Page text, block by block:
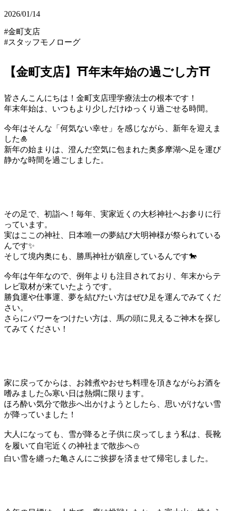
2026/01/14
#金町支店
#スタッフモノローグ
【金町支店】⛩️年末年始の過ごし方⛩️
皆さんこんにちは！金町支店理学療法士の根本です！
年末年始は、いつもより少しだけゆっくり過ごせる時間。
今年はそんな「何気ない幸せ」を感じながら、新年を迎えま
した🎍
新年の始まりは、澄んだ空気に包まれた奥多摩湖へ足を運び
静かな時間を過ごしました。
その足で、初詣へ！毎年、実家近くの大杉神社へお参りに行
っています。
実はここの神社、日本唯一の夢結び大明神様が祭られている
んです✨
そして境内奥にも、勝馬神社が鎮座しているんです🐎
今年は午年なので、例年よりも注目されており、年末からテ
レビ取材が来ていたようです。
勝負運や仕事運、夢を結びたい方はぜひ足を運んでみてくだ
さい。
さらにパワーをつけたい方は、馬の頭に見えるご神木を探し
てみてください！
家に戻ってからは、お雑煮やおせち料理を頂きながらお酒を
嗜みました🍶寒い日は熱燗に限ります。
ほろ酔い気分で散歩へ出かけようとしたら、思いがけない雪
が降っていました！
大人になっても、雪が降ると子供に戻ってしまう私は、長靴
を履いて自宅近くの神社まで散歩へ⛄
白い雪を纏った亀さんにご挨拶を済ませて帰宅しました。